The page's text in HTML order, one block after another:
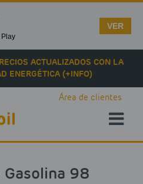
ACTUALIZADOS CON LA
ENERGÉTICA (+INFO)
Área de clientes
98
Play
VER